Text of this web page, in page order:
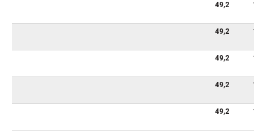
49,2
49,2
49,2
49,2
49,2